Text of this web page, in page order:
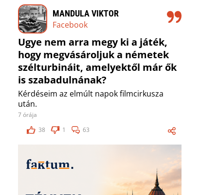
MANDULA VIKTOR
Facebook
Ugye nem arra megy ki a játék,
hogy megvásároljuk a németek
szélturbináit, amelyektől már ők
is szabadulnának?
Kérdéseim az elmúlt napok filmcirkusza
után.
7 órája
38
1 63